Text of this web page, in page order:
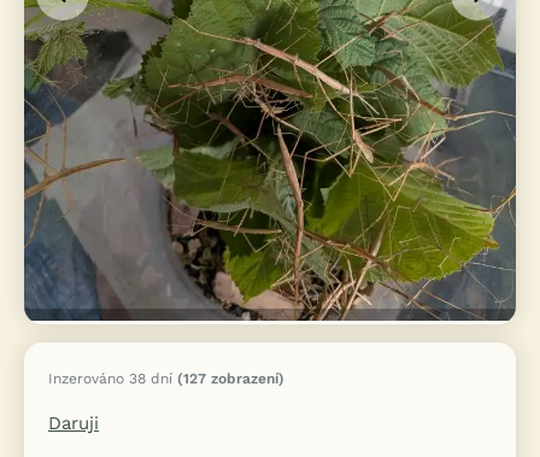
Inzerováno 38 dní (127 zobrazení)
Daruji